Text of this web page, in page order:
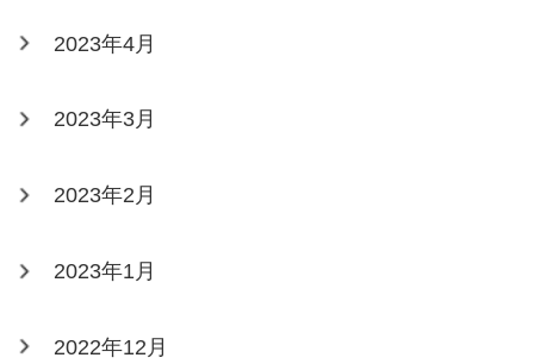
2023年4月
2023年3月
2023年2月
2023年1月
2022年12月